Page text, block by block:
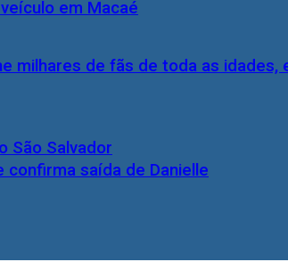
milhares de fãs de toda as idades,
confirma saída de Danielle
em Macaé
São Salvador